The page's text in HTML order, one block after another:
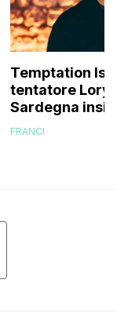
Temptation
tentatore Lory
Sardegna
fidanzate (e
FRANCI